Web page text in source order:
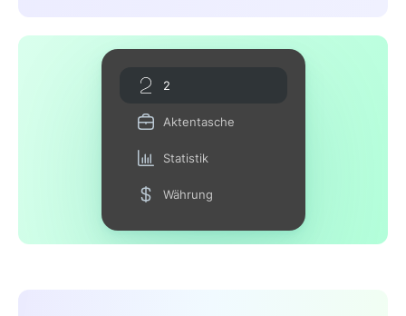
2
Aktentasche
Statistik
Währung